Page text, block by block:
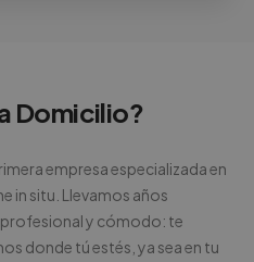
Domicilio?
empresa especializada en
in situ. Llevamos años
y cómodo: te
donde tú estés, ya sea en tu